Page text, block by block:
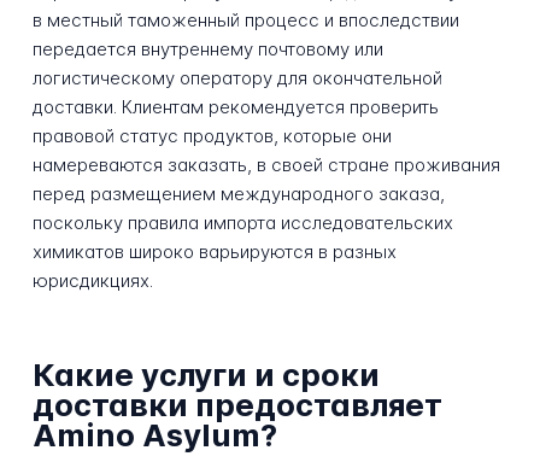
в местный таможенный процесс и впоследствии
передается внутреннему почтовому или
логистическому оператору для окончательной
доставки. Клиентам рекомендуется проверить
правовой статус продуктов, которые они
намереваются заказать, в своей стране проживания
перед размещением международного заказа,
поскольку правила импорта исследовательских
химикатов широко варьируются в разных
юрисдикциях.
Какие услуги и сроки
доставки предоставляет
Amino Asylum?